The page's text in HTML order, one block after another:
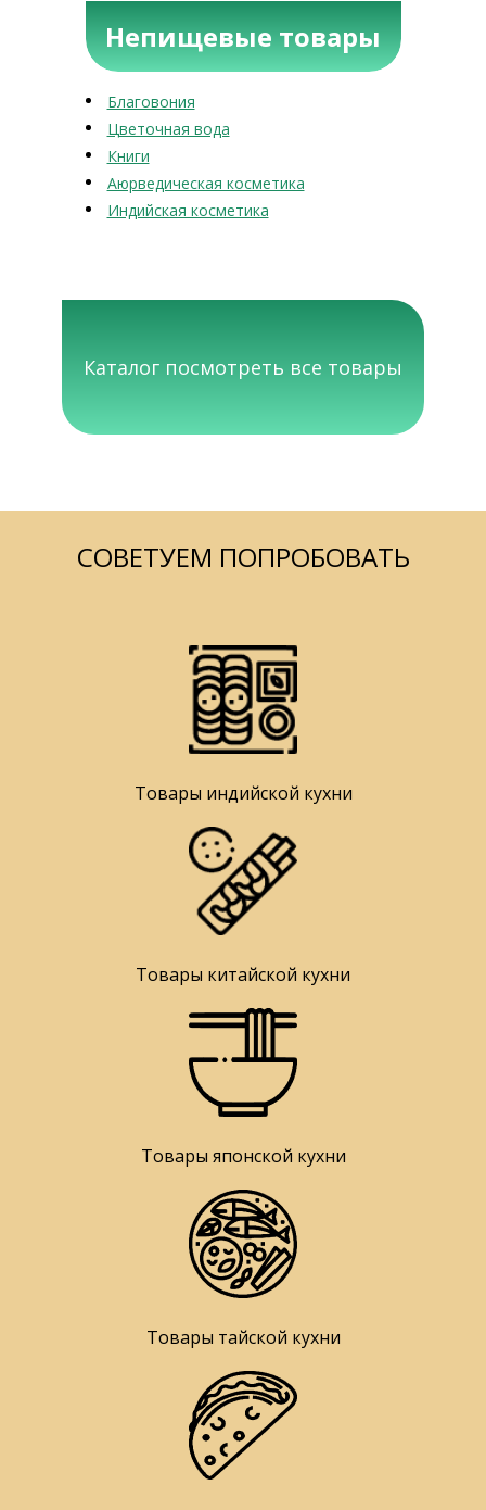
Непищевые товары
Благовония
Цветочная вода
Книги
Аюрведическая косметика
Индийская косметика
Каталог посмотреть все товары
СОВЕТУЕМ ПОПРОБОВАТЬ
Товары индийской кухни
Товары китайской кухни
Товары японской кухни
Товары тайской кухни